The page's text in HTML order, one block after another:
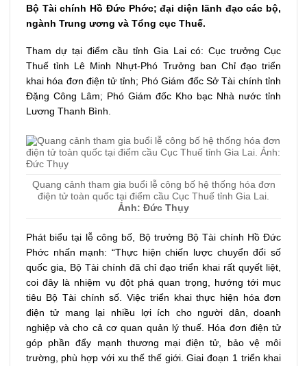
Bộ Tài chính Hồ Đức Phớc; đại diện lãnh đạo các bộ,
ngành Trung ương và Tổng cục Thuế.
Tham dự tại điểm cầu tỉnh Gia Lai có: Cục trưởng Cục
Thuế tỉnh Lê Minh Nhựt-Phó Trưởng ban Chỉ đạo triển
khai hóa đơn điện tử tỉnh; Phó Giám đốc Sở Tài chính tỉnh
Đặng Công Lâm; Phó Giám đốc Kho bạc Nhà nước tỉnh
Lương Thanh Bình.
Quang cảnh tham gia buổi lễ công bố hệ thống hóa đơn
điện tử toàn quốc tại điểm cầu Cục Thuế tỉnh Gia Lai.
Ảnh: Đức Thụy
Phát biểu tại lễ công bố, Bộ trưởng Bộ Tài chính Hồ Đức
Phớc nhấn mạnh: “Thực hiện chiến lược chuyển đổi số
quốc gia, Bộ Tài chính đã chỉ đạo triển khai rất quyết liệt,
coi đây là nhiệm vụ đột phá quan trọng, hướng tới mục
tiêu Bộ Tài chính số. Việc triển khai thực hiện hóa đơn
điện tử mang lại nhiều lợi ích cho người dân, doanh
nghiệp và cho cả cơ quan quản lý thuế. Hóa đơn điện tử
góp phần đẩy mạnh thương mại điện tử, bảo vệ môi
trường, phù hợp với xu thế thế giới. Giai đoạn 1 triển khai